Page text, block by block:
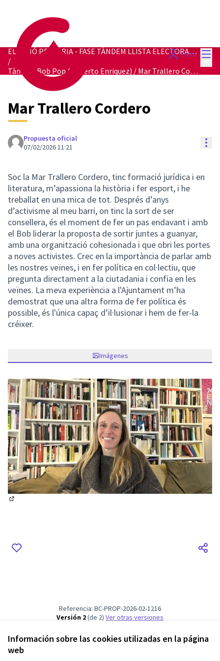
Información sobre las cookies utilizadas en la página
web
Entra
ELECCIÓ PRIMÀRIA - FASE TÀNDEM LLISTA ELECTORAL 2027
/
Tàndem Bob Pop (Roberto Enriquez) / Mar Trallero Cordero
Mar Trallero Cordero
Propuesta oficial
07/02/2026 11:21
Soc la Mar Trallero Cordero, tinc formació jurídica i en
literatura, m’apassiona la història i fer esport, i he
treballat en una mica de tot. Després d’anys
d’activisme al meu barri, on tinc la sort de ser
consellera, és el moment de fer un pas endavant i amb
el Bob liderar la proposta de sortir juntes a guanyar,
amb una organització cohesionada i que obri les portes
a noves activistes. Crec en la importància de parlar amb
les nostres veïnes, i en fer política en col·lectiu, que
pregunta directament a la ciutadania i confia en les
veïnes. La meva experiència a l'Ajuntament m’ha
demostrat que una altra forma de fer política és
possible, és l'única capaç d’il·lusionar i hem de fer-la
créixer.
Imágenes
Referencia: BC-PROP-2026-02-1216
Versión 2(de 2)
ver otras versiones
Términos y condiciones de uso